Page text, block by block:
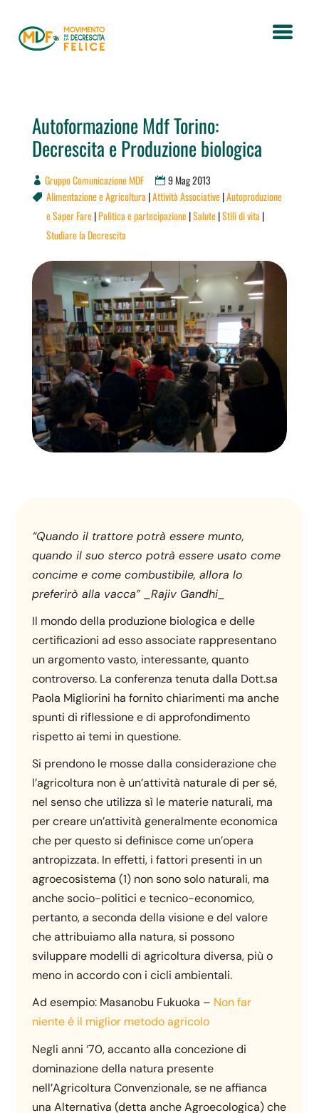
Autoformazione Mdf Torino:
Decrescita e Produzione biologica
Gruppo Comunicazione MDF 9 Mag 2013
 Alimentazione e Agricoltura |Attività Associative|Autoproduzione
e Saper Fare|Politica e partecipazione|Salute|Stili di vita |
Studiare la Decrescita
“Quando il trattore potrà essere munto,
quando il suo sterco potrà essere usato come
concime e come combustibile, allora lo
preferirò alla vacca” _Rajiv Gandhi_
Il mondo della produzione biologica e delle
certificazioni ad esso associate rappresentano
un argomento vasto, interessante, quanto
controverso. La conferenza tenuta dalla Dott.sa
Paola Migliorini ha fornito chiarimenti ma anche
spunti di riflessione e di approfondimento
rispetto ai temi in questione.
Si prendono le mosse dalla considerazione che
l’agricoltura non è un’attività naturale di per sé,
nel senso che utilizza sì le materie naturali, ma
per creare un’attività generalmente economica
che per questo si definisce come un’opera
antropizzata. In effetti, i fattori presenti in un
agroecosistema (1) non sono solo naturali, ma
anche socio-politici e tecnico-economico,
pertanto, a seconda della visione e del valore
che attribuiamo alla natura, si possono
sviluppare modelli di agricoltura diversa, più o
meno in accordo con i cicli ambientali.
Ad esempio: Masanobu Fukuoka – Non far
niente è il miglior metodo agricolo
Negli anni ‘70, accanto alla concezione di
dominazione della natura presente
nell’Agricoltura Convenzionale, se ne affianca
una Alternativa (detta anche Agroecologica) che